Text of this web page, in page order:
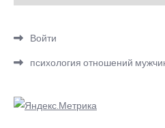
Войти
психология отношений